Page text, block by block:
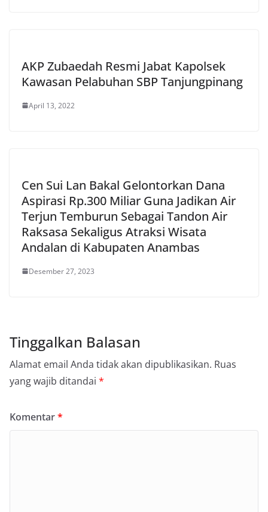
AKP Zubaedah Resmi Jabat Kapolsek
Kawasan Pelabuhan SBP Tanjungpinang
April 13, 2022
Cen Sui Lan Bakal Gelontorkan Dana
Aspirasi Rp.300 Miliar Guna Jadikan Air
Terjun Temburun Sebagai Tandon Air
Raksasa Sekaligus Atraksi Wisata
Andalan di Kabupaten Anambas
Desember 27, 2023
Tinggalkan Balasan
Alamat email Anda tidak akan dipublikasikan. Ruas
yang wajib ditandai *
Komentar*